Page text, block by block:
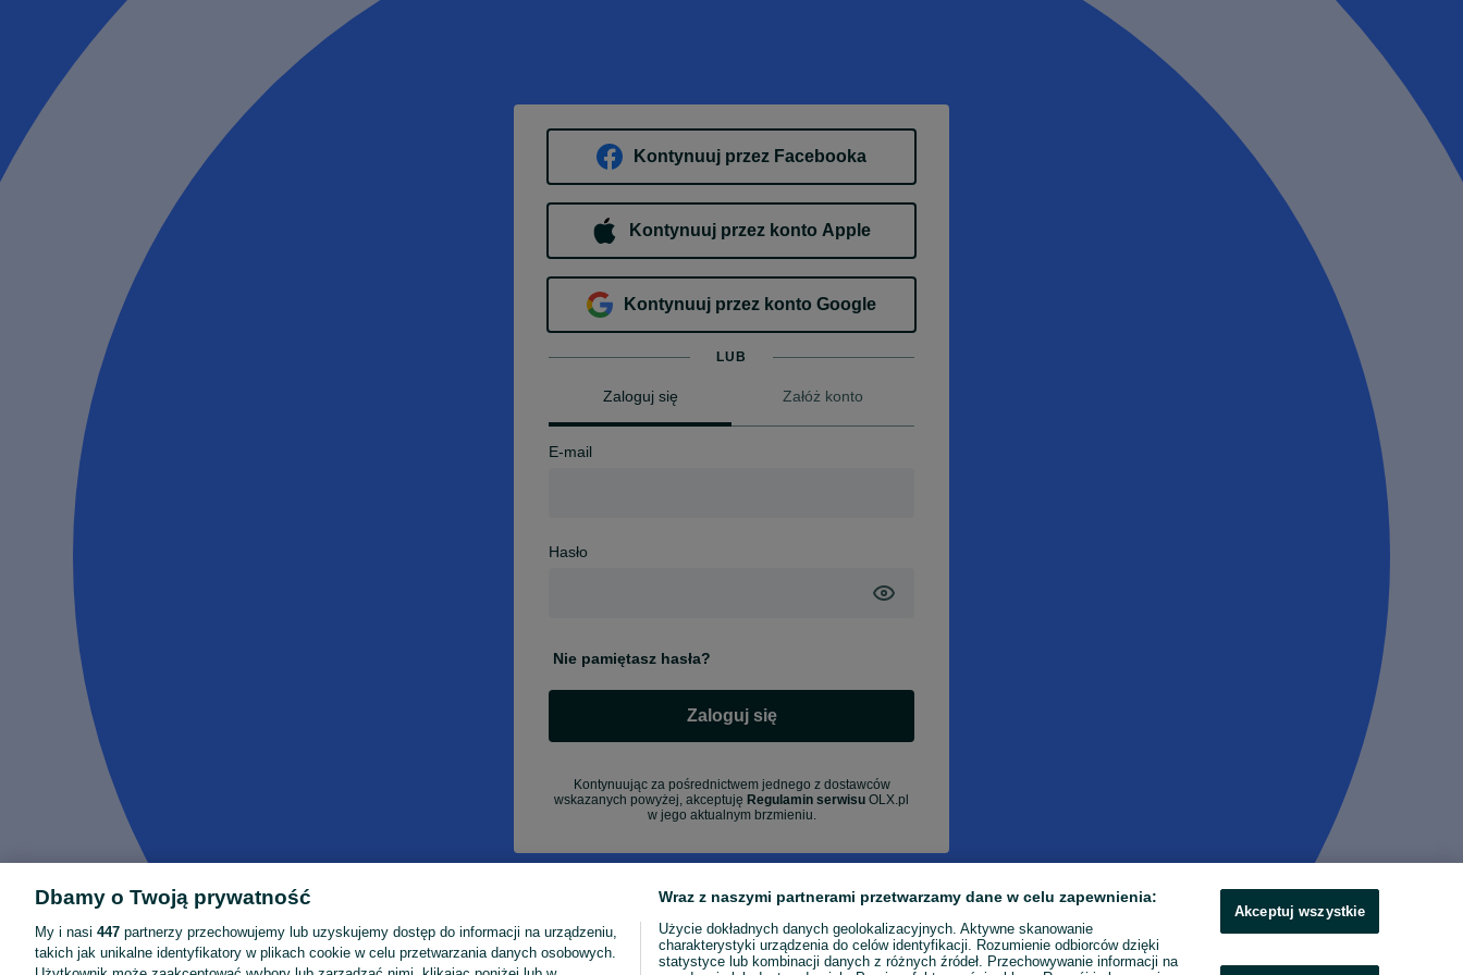
Kontynuuj przez Facebooka
Kontynuuj przez konto Apple
Kontynuuj przez konto Google
LUB
Zaloguj się Załóż konto
E-mail
Hasło
Nie pamiętasz hasła?
Zaloguj się
Kontynuując za pośrednictwem jednego z dostawców
wskazanych powyżej, akceptuję Regulamin serwisu OLX.pl
w jego aktualnym brzmieniu.
Dbamy o Twoją prywatność
My i nasi 447 partnerzy przechowujemy lub uzyskujemy dostęp do informacji na urządzeniu,
takich jak unikalne identyfikatory w plikach cookie w celu przetwarzania danych osobowych.
Wraz z naszymi partnerami przetwarzamy dane w celu zapewnienia:
Użycie dokładnych danych geolokalizacyjnych. Aktywne skanowanie
charakterystyki urządzenia do celów identyfikacji. Rozumienie odbiorców dzięki
statystyce lub kombinacji danych z różnych źródeł. Przechowywanie informacji na
Akceptuj wszystkie